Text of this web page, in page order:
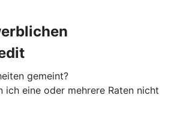
gemeint?
ich eine oder mehrere Raten nicht